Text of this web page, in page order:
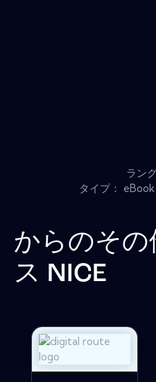
ラン
タイプ：
からのその
ス NICE